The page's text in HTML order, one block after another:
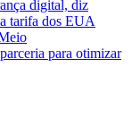
digital, diz
tarifa dos EUA
para otimizar